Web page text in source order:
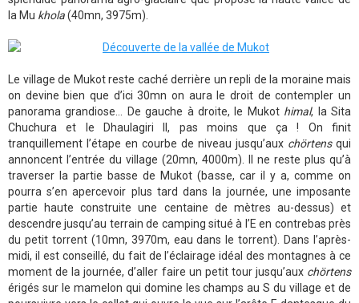
la Mu khola(40mn, 3975m).
Le village de Mukot reste caché derrière un repli de la moraine mais
on devine bien que d’ici 30mn on aura le droit de contempler un
panorama grandiose… De gauche à droite, le Mukot himal, la Sita
Chuchura et le Dhaulagiri II, pas moins que ça ! On finit
tranquillement l’étape en courbe de niveau jusqu’aux chörtensqui
annoncent l’entrée du village (20mn, 4000m). Il ne reste plus qu’à
traverser la partie basse de Mukot (basse, car il y a, comme on
pourra s’en apercevoir plus tard dans la journée, une imposante
partie haute construite une centaine de mètres au-dessus) et
descendre jusqu’au terrain de camping situé à l’E en contrebas près
du petit torrent (10mn, 3970m, eau dans le torrent). Dans l’après-
midi, il est conseillé, du fait de l’éclairage idéal des montagnes à ce
moment de la journée, d’aller faire un petit tour jusqu’aux chörtens
érigés sur le mamelon qui domine les champs au S du village et de